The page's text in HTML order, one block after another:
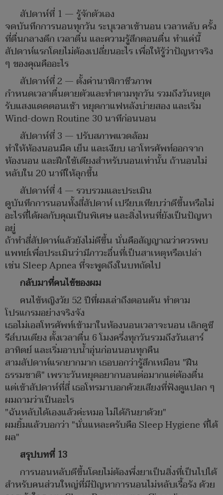
สัปดาห์ที่ 1 — รู้จักตัวเอง
จดบันทึกการนอนทุกวัน ระบุเวลาเข้านอน เวลาหลับ ครั้ง
ที่ตื่นกลางดึก เวลาตื่น และความรู้สึกตอนตื่น ทำแค่นี้
สัปดาห์แรกโดยไม่ต้องเปลี่ยนอะไร เพื่อให้รู้ว่าปัญหาจริง
ๆ ของคุณคืออะไร
สัปดาห์ที่ 2 — ตั้งค่านาฬิกาชีวภาพ
กำหนดเวลาตื่นตายตัวและทำตามทุกวัน รวมถึงวันหยุด
รับแสงแดดตอนเช้า หยุดกาแฟหลังบ่ายสอง และเริ่ม
Wind-down Routine 30 นาทีก่อนนอน
สัปดาห์ที่ 3 — ปรับสภาพแวดล้อม
ทำให้ห้องนอนมืด เย็น และเงียบ เอาโทรศัพท์ออกจาก
ห้องนอน และฝึกใช้เตียงสำหรับนอนเท่านั้น ถ้านอนไม่
หลับใน 20 นาทีให้ลุกขึ้น
สัปดาห์ที่ 4 — รวบรวมและประเมิน
ดูบันทึกการนอนทั้งสี่สัปดาห์ เปรียบเทียบว่าดีขึ้นหรือไม่
อะไรที่ได้ผลกับคุณเป็นพิเศษ และสิ่งไหนที่ยังเป็นปัญหา
อยู่
ถ้าทำสี่สัปดาห์แล้วยังไม่ดีขึ้น นั่นคือสัญญาณว่าควรพบ
แพทย์เพื่อประเมินว่ามีภาวะอื่นที่เป็นสาเหตุหรือเปล่า
เช่น Sleep Apnea ที่จะพูดถึงในบทถัดไป
กลับมาที่คนไข้ของผม
คนไข้หญิงวัย 52 ปีที่ผมเล่าถึงตอนต้น ทำตาม
โปรแกรมอย่างจริงจัง
เธอไม่เอสโทรศัพท์เข้ามาในห้องนอนเวลาจะนอน เลิกดูซี
รีส์บนเตียง ตั้งเวลาตื่น 6 โมงครึ่งทุกวันรวมถึงวันเสาร์
อาทิตย์ และเริ่มอาบน้ำอุ่นก่อนนอนทุกคืน
สามสัปดาห์แรกยากมาก เธอบอกว่ารู้สึกเหมือน "ฝืน
ธรรมชาติ" เพราะวันหยุดอยากนอนต่อมากแต่ต้องตื่น
แต่เข้าสัปดาห์ที่สี่ เธอโทรมาบอกด้วยเสียงที่ฟังดูแปลก ๆ
ผมถามว่าเป็นอะไร
"ฉันหลับได้เองแล้วค่ะหมอ ไม่ได้กินยาด้วย"
ผมยิ้มแล้วบอกว่า "นั่นแหละครับคือ Sleep Hygiene ที่ได้
ผล"
สรุปบทที่ 13
การนอนหลับดีขึ้นโดยไม่ต้องพึ่งยาเป็นสิ่งที่เป็นไปได้
สำหรับคนส่วนใหญ่ที่มีปัญหาการนอนไม่หลับเรื้อรัง ด้วย